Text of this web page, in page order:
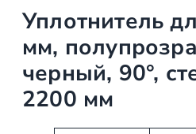
Уплотнитель
мм,
черный, 90°,
2200 мм